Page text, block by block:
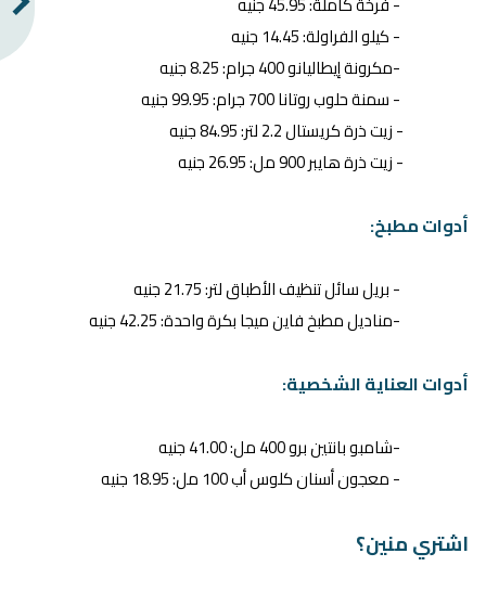
- كيلو الفراولة: 14.45 جنيه
-مكرونة إيطاليانو 400 جرام: 8.25 جنيه
- سمنة حلوب روتانا 700 جرام: 99.95 جنيه
- زيت ذرة كريستال 2.2 لتر: 84.95 جنيه
- زيت ذرة هايبر 900 مل: 26.95 جنيه
أدوات مطبخ:
- بريل سائل تنظيف الأطباق لتر: 21.75 جنيه
-مناديل مطبخ فاين ميجا بكرة واحدة: 42.25 جنيه
أدوات العناية الشخصية:
-شامبو بانتين برو 400 مل: 41.00 جنيه
- معجون أسنان كلوس أب 100 مل: 18.95 جنيه
اشتري منين؟